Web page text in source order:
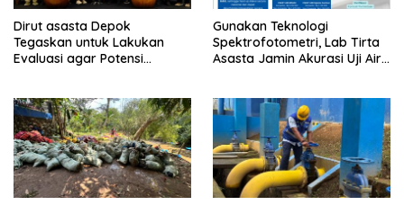
Dirut asasta Depok
Tegaskan untuk Lakukan
Evaluasi agar Potensi
Gunakan Teknologi
Spektrofotometri, Lab Tirta
Asasta Jamin Akurasi Uji Air